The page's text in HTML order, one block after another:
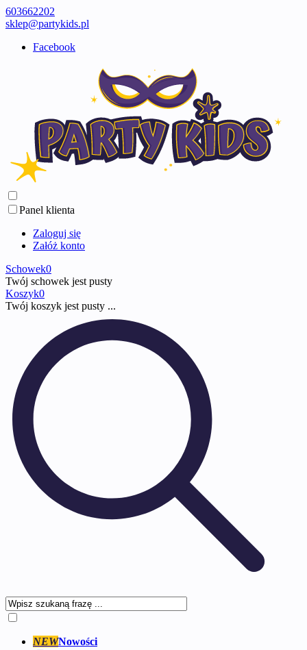
603662202
sklep@partykids.pl
Facebook
Panel klienta
Zaloguj się
Załóż konto
Schowek0
Twój schowek jest pusty
Koszyk0
Twój koszyk jest pusty ...
NEWNowości